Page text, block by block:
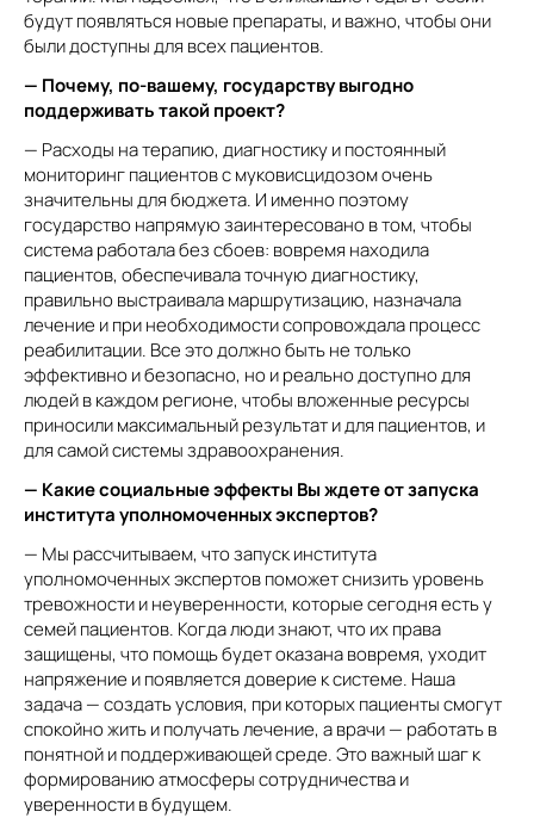
будут появляться новые препараты, и важно, чтобы они
были доступны для всех пациентов.
— Почему, по-вашему, государству выгодно
поддерживать такой проект?
— Расходы на терапию, диагностику и постоянный
мониторинг пациентов с муковисцидозом очень
значительны для бюджета. И именно поэтому
государство напрямую заинтересовано в том, чтобы
система работала без сбоев: вовремя находила
пациентов, обеспечивала точную диагностику,
правильно выстраивала маршрутизацию, назначала
лечение и при необходимости сопровождала процесс
реабилитации. Все это должно быть не только
эффективно и безопасно, но и реально доступно для
людей в каждом регионе, чтобы вложенные ресурсы
приносили максимальный результат и для пациентов, и
для самой системы здравоохранения.
— Какие социальные эффекты Вы ждете от запуска
института уполномоченных экспертов?
— Мы рассчитываем, что запуск института
уполномоченных экспертов поможет снизить уровень
тревожности и неуверенности, которые сегодня есть у
семей пациентов. Когда люди знают, что их права
защищены, что помощь будет оказана вовремя, уходит
напряжение и появляется доверие к системе. Наша
задача — создать условия, при которых пациенты смогут
спокойно жить и получать лечение, а врачи — работать в
понятной и поддерживающей среде. Это важный шаг к
формированию атмосферы сотрудничества и
уверенности в будущем.